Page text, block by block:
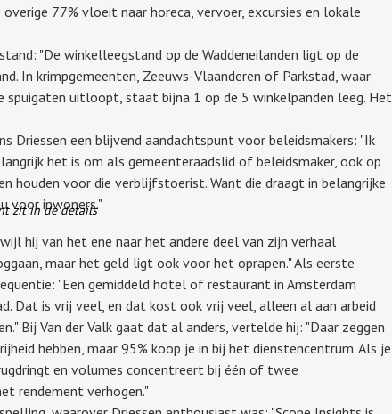
77% vloeit naar horeca, vervoer, excursies en lokale
"De winkelleegstand op de Waddeneilanden ligt op de
In krimpgemeenten, Zeeuws-Vlaanderen of Parkstad, waar
spuigaten uitloopt, staat bijna 1 op de 5 winkelpanden leeg. Het
een blijvend aandachtspunt voor beleidsmakers: "Ik
het is om als gemeenteraadslid of beleidsmaker, ook op
houden voor die verblijfstoerist. Want die draagt in belangrijke
voor inwoners."
zit in de details
hij van het ene naar het andere deel van zijn verhaal
maar het geld ligt ook voor het oprapen." Als eerste
"Een gemiddeld hotel of restaurant in Amsterdam
Dat is vrij veel, en dat kost ook vrij veel, alleen al aan arbeid
Bij Van der Valk gaat dat al anders, vertelde hij: "Daar zeggen
hebben, maar 95% koop je in bij het dienstencentrum. Als je
en volumes concentreert bij één of twee
rendement verhogen."